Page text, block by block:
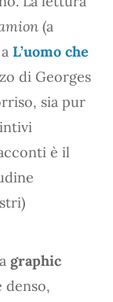
(a
L’uomo che
di Georges
sia pur
è il
graphic
denso,